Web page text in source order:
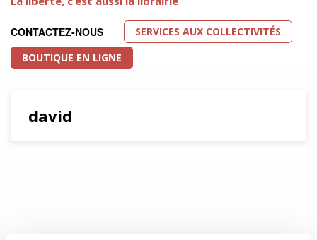
CONTACTEZ-NOUS
SERVICES AUX COLLECTIVITÉS
BOUTIQUE EN LIGNE
david